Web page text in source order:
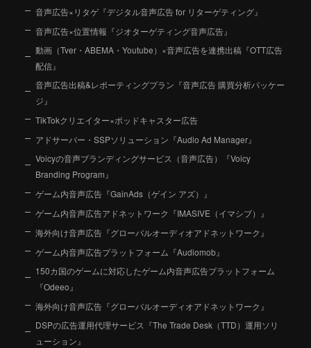
音声広告×リタゲ『デジタル音声広告 for リターゲティング』
音声広告×位置情報『ジオターゲティング音声広告』
動画（Tver・ABEMA・Youtube）×音声広告を連携出稿『OTT広告
配信』
音声広告出稿&レポーティングプラン『音声広告 購買分析パッケー
ジ』
TikTokクリエイター×ポッドキャスター広告
アドサーバー・SSPソリューション『Audio Ad Manager』
Voicyの音声ブランディングサービス（音声広告）『Voicy
Branding Program』
ゲーム内音声広告『GainAds（ゲイン アズ）』
ゲーム内音声広告アドネットワーク『IMASIVE（イマシブ）』
海外向け音声広告『グローバルオーディオアドネットワーク』
ゲーム内音声広告プラットフォーム『Audiomob』
150カ国のゲームに対応したゲーム内音声広告プラットフォーム
『Odeeo』
海外向け音声広告『グローバルオーディオアドネットワーク』
DSPの広告運用代理サービス『The Trade Desk（TTD）運用ソリ
ューション』